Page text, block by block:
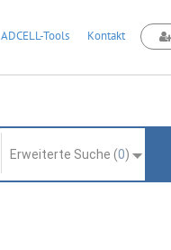
ADCELL-Tools Kontakt
Erweiterte Suche (0)